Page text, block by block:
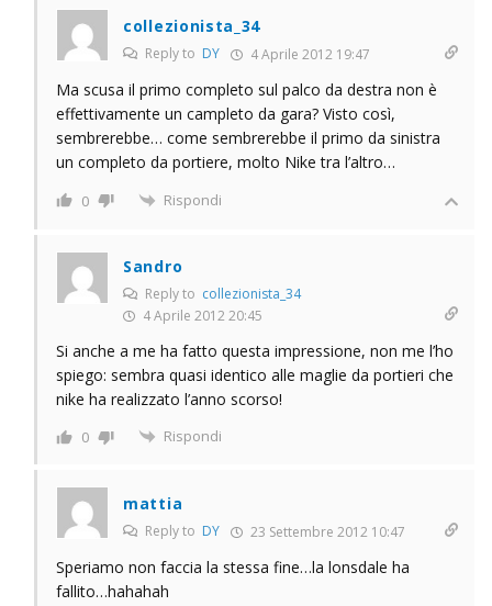
collezionista_34
Reply to DY 4 Aprile 2012 19:47
Ma scusa il primo completo sul palco da destra non è
effettivamente un campleto da gara? Visto così,
sembrerebbe… come sembrerebbe il primo da sinistra
un completo da portiere, molto Nike tra l’altro…
0 Rispondi
Sandro
Reply to collezionista_34
4 Aprile 2012 20:45
Si anche a me ha fatto questa impressione, non me l’ho
spiego: sembra quasi identico alle maglie da portieri che
nike ha realizzato l’anno scorso!
0 Rispondi
mattia
Reply to DY 23 Settembre 2012 10:47
Speriamo non faccia la stessa fine…la lonsdale ha
fallito…hahahah